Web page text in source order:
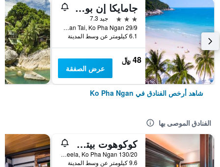
جامايكا إن بونجالو
3 نجوم
جيد 7.3
29/9 Moo 4, Baan Tai, Ko Pha Ngan, تايلاند
6.1 كيلومتر عن وسط المدينة
48 ﷼
عرض الصفقة
شاهد أرخص الفنادق في Ko Pha Ngan
الفنادق الموصى بها
كوكوهوت بيتش ريزورت
130/20 Had Rin Nai, Sun Set, Leela, Ko Pha Ngan, تايلاند
9.6 كيلومتر عن وسط المدينة